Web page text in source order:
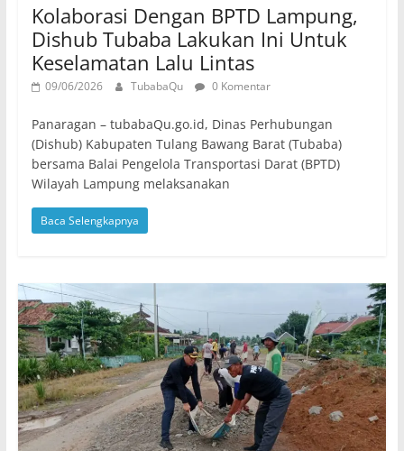
Kolaborasi Dengan BPTD Lampung,
Dishub Tubaba Lakukan Ini Untuk
Keselamatan Lalu Lintas
09/06/2026 TubabaQu 0 Komentar
Panaragan – tubabaQu.go.id, Dinas Perhubungan
(Dishub) Kabupaten Tulang Bawang Barat (Tubaba)
bersama Balai Pengelola Transportasi Darat (BPTD)
Wilayah Lampung melaksanakan
Baca Selengkapnya